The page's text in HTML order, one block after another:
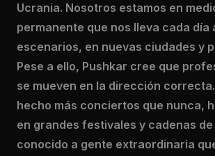
Ucrania. Nosotros estamos en
permanente que nos lleva cada día
escenarios, en nuevas ciudades y
Pese a ello, Pushkar cree que
se mueven en la dirección correcta.
hecho más conciertos que nunca,
en grandes festivales y cadenas
conocido a gente extraordinaria